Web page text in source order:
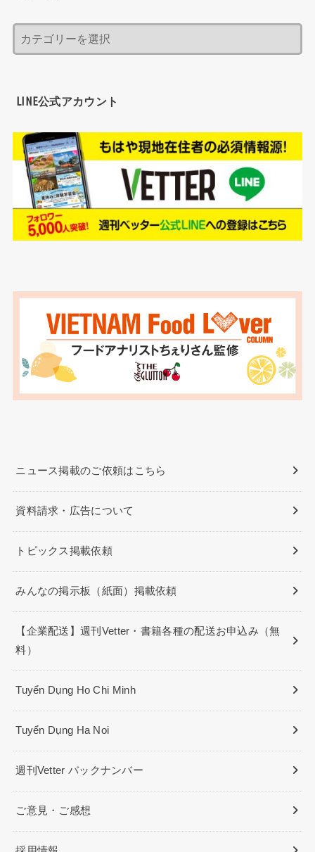
LINE公式アカウント
ニュース掲載のご依頼はこちら
資料請求・広告について
トピックス掲載依頼
みんなの掲示板（紙面）掲載依頼
【企業配送】週刊Vetter・書籍各種の配送お申込み（無
料）
Tuyển Dụng Ho Chi Minh
Tuyển Dụng Ha Noi
週刊Vetter バックナンバー
ご意見・ご感想